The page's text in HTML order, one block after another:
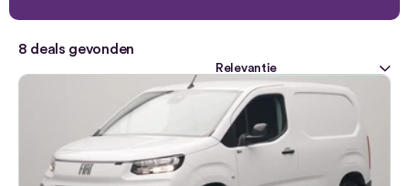
8 deals gevonden